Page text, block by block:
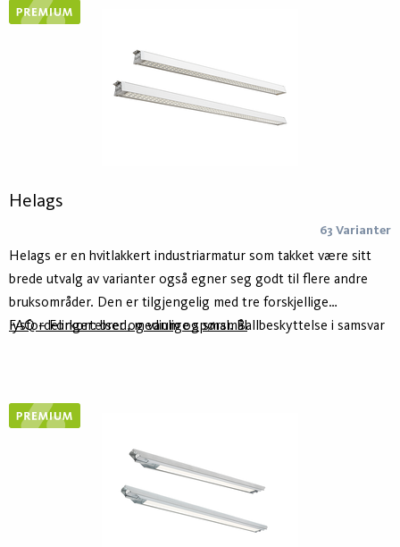
Helags
63 Varianter
Helags er en hvitlakkert industriarmatur som takket være sitt
brede utvalg av varianter også egner seg godt til flere andre
bruksområder. Den er tilgjengelig med tre forskjellige
lysfordelinger: bred, medium og smal. Ballbeskyttelse i samsvar
Circal - for lavere klimaavtrykk. Helags finnes i to lengder, 1200
smarte styringssystemer som ActiveAhead, Casambi og
FAQ – Forkortelser og vanlige spørsmål